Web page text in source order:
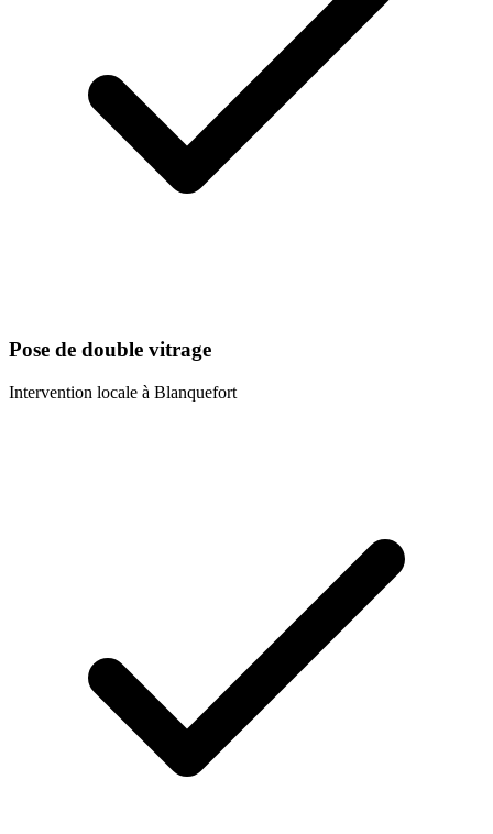
Pose de double vitrage
Intervention locale à Blanquefort